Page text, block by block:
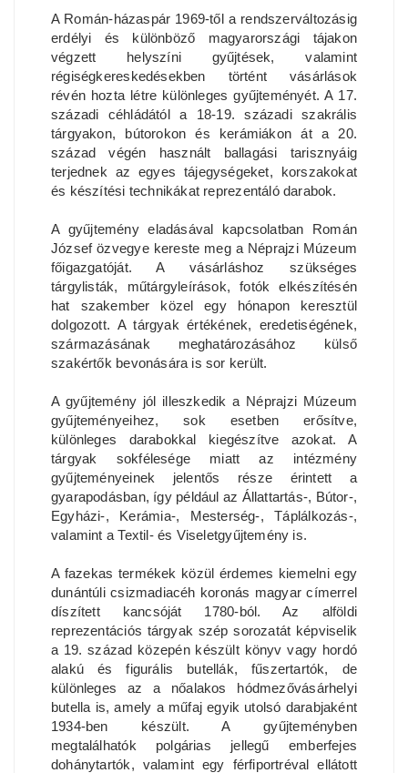
A Román-házaspár 1969-től a rendszerváltozásig
erdélyi és különböző magyarországi tájakon
végzett helyszíni gyűjtések, valamint
régiségkereskedésekben történt vásárlások
révén hozta létre különleges gyűjteményét. A 17.
századi céhládától a 18-19. századi szakrális
tárgyakon, bútorokon és kerámiákon át a 20.
század végén használt ballagási tarisznyáig
terjednek az egyes tájegységeket, korszakokat
és készítési technikákat reprezentáló darabok.
A gyűjtemény eladásával kapcsolatban Román
József özvegye kereste meg a Néprajzi Múzeum
főigazgatóját. A vásárláshoz szükséges
tárgylisták, műtárgyleírások, fotók elkészítésén
hat szakember közel egy hónapon keresztül
dolgozott. A tárgyak értékének, eredetiségének,
származásának meghatározásához külső
szakértők bevonására is sor került.
A gyűjtemény jól illeszkedik a Néprajzi Múzeum
gyűjteményeihez, sok esetben erősítve,
különleges darabokkal kiegészítve azokat. A
tárgyak sokfélesége miatt az intézmény
gyűjteményeinek jelentős része érintett a
gyarapodásban, így például az Állattartás-, Bútor-,
Egyházi-, Kerámia-, Mesterség-, Táplálkozás-,
valamint a Textil- és Viseletgyűjtemény is.
A fazekas termékek közül érdemes kiemelni egy
dunántúli csizmadiacéh koronás magyar címerrel
díszített kancsóját 1780-ból. Az alföldi
reprezentációs tárgyak szép sorozatát képviselik
a 19. század közepén készült könyv vagy hordó
alakú és figurális butellák, fűszertartók, de
különleges az a nőalakos hódmezővásárhelyi
butella is, amely a műfaj egyik utolsó darabjaként
1934-ben készült. A gyűjteményben
megtalálhatók polgárias jellegű emberfejes
dohánytartók, valamint egy férfiportréval ellátott